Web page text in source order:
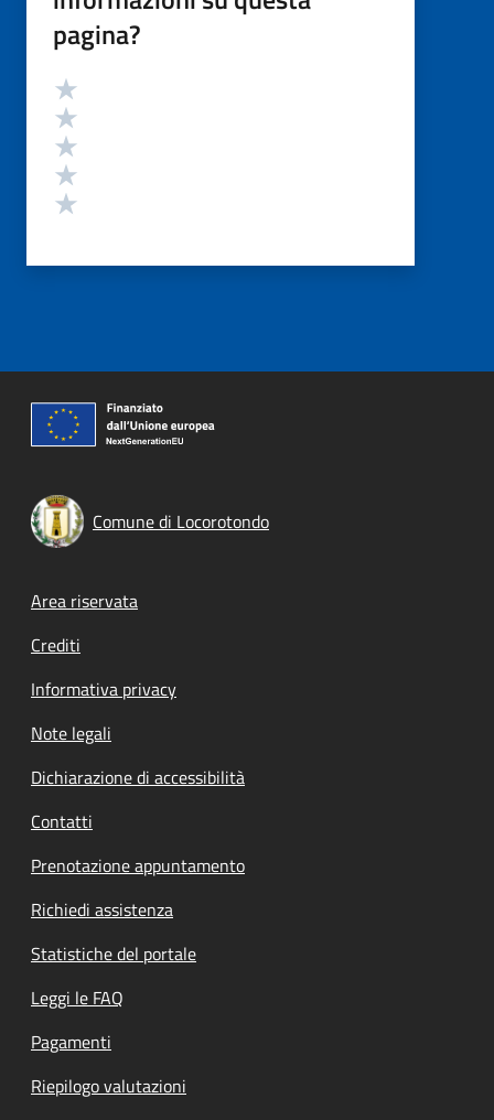
pagina?
Valutazione
Comune di Locorotondo
Footer menu
Area riservata
Crediti
Informativa privacy
Note legali
Dichiarazione di accessibilità
Contatti
Prenotazione appuntamento
Richiedi assistenza
Statistiche del portale
Leggi le FAQ
Pagamenti
Riepilogo valutazioni